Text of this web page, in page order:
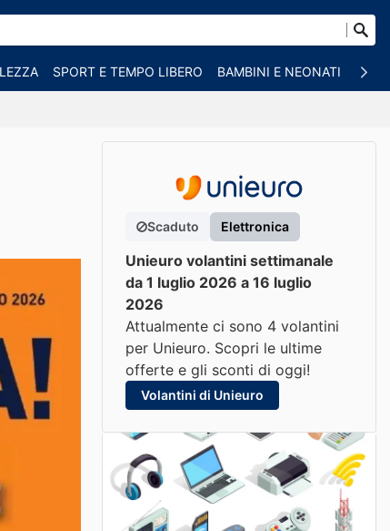
SPORT E TEMPO LIBERO BAMBINI E NEONATI
Scaduto Elettronica
Unieuro volantini settimanale
da 1 luglio 2026 a 16 luglio
2026
Attualmente ci sono 4 volantini
per Unieuro. Scopri le ultime
offerte e gli sconti di oggi!
Volantini di Unieuro